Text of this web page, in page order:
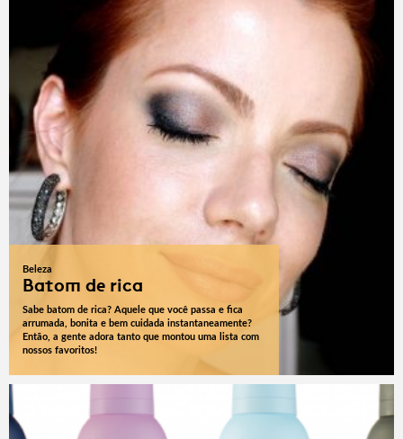
Beleza
Batom de rica
Sabe batom de rica? Aquele que você passa e fica
arrumada, bonita e bem cuidada instantaneamente?
Então, a gente adora tanto que montou uma lista com
nossos favoritos!